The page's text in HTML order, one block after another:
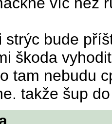
strýc bude
škoda
tam nebudu
takže šup